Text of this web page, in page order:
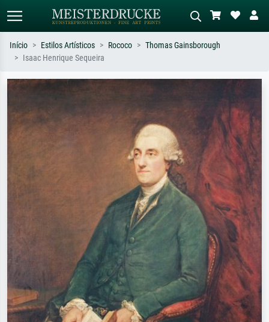
Pesquise por artista, título ou estilo –
impressionismo, onda de Hokusai, nu.
abstrato com muito vermelho, pintura
a óleo escura, nu em pé ao lado de
Início Estilos Artísticos Rococo
Thomas Gainsborough
Isaac Henrique Sequeira